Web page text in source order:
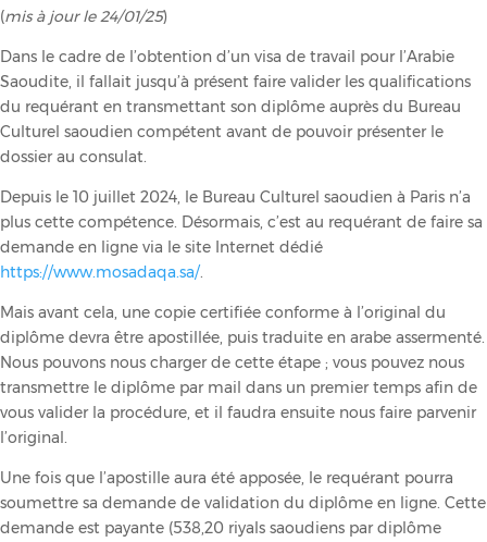
(mis à jour le 24/01/25)
Dans le cadre de l’obtention d’un visa de travail pour l’Arabie
Saoudite, il fallait jusqu’à présent faire valider les qualifications
du requérant en transmettant son diplôme auprès du Bureau
Culturel saoudien compétent avant de pouvoir présenter le
dossier au consulat.
Depuis le 10 juillet 2024, le Bureau Culturel saoudien à Paris n’a
plus cette compétence. Désormais, c’est au requérant de faire sa
demande en ligne via le site Internet dédié
https://www.mosadaqa.sa/.
Mais avant cela, une copie certifiée conforme à l’original du
diplôme devra être apostillée, puis traduite en arabe assermenté.
Nous pouvons nous charger de cette étape ; vous pouvez nous
transmettre le diplôme par mail dans un premier temps afin de
vous valider la procédure, et il faudra ensuite nous faire parvenir
l’original.
Une fois que l’apostille aura été apposée, le requérant pourra
soumettre sa demande de validation du diplôme en ligne. Cette
demande est payante (538,20 riyals saoudiens par diplôme